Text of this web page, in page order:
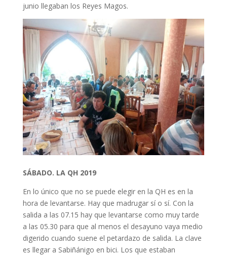
junio llegaban los Reyes Magos.
SÁBADO. LA QH 2019
En lo único que no se puede elegir en la QH es en la
hora de levantarse. Hay que madrugar sí o sí. Con la
salida a las 07.15 hay que levantarse como muy tarde
a las 05.30 para que al menos el desayuno vaya medio
digerido cuando suene el petardazo de salida. La clave
es llegar a Sabiñánigo en bici. Los que estaban